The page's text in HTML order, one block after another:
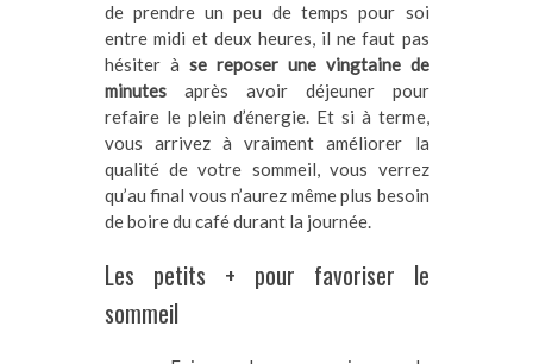
de prendre un peu de temps pour soi
entre midi et deux heures, il ne faut pas
hésiter à se reposer une vingtaine de
minutesaprès avoir déjeuner pour
refaire le plein d’énergie. Et si à terme,
vous arrivez à vraiment améliorer la
qualité de votre sommeil, vous verrez
qu’au final vous n’aurez même plus besoin
de boire du café durant la journée.
Les petits + pour favoriser le
sommeil